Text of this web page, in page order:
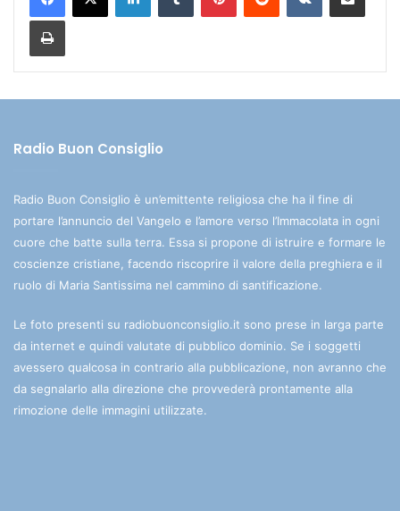
Radio Buon Consiglio
Radio Buon Consiglio è un’emittente religiosa che ha il fine di
portare l’annuncio del Vangelo e l’amore verso l’Immacolata in ogni
cuore che batte sulla terra. Essa si propone di istruire e formare le
coscienze cristiane, facendo riscoprire il valore della preghiera e il
ruolo di Maria Santissima nel cammino di santificazione.
Le foto presenti su radiobuonconsiglio.it sono prese in larga parte
da internet e quindi valutate di pubblico dominio. Se i soggetti
avessero qualcosa in contrario alla pubblicazione, non avranno che
da segnalarlo alla direzione che provvederà prontamente alla
rimozione delle immagini utilizzate.